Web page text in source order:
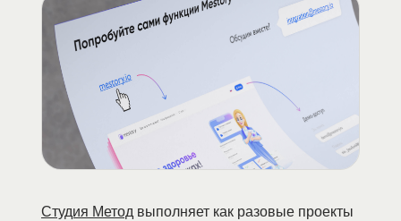
Студия Метод выполняет как разовые проекты